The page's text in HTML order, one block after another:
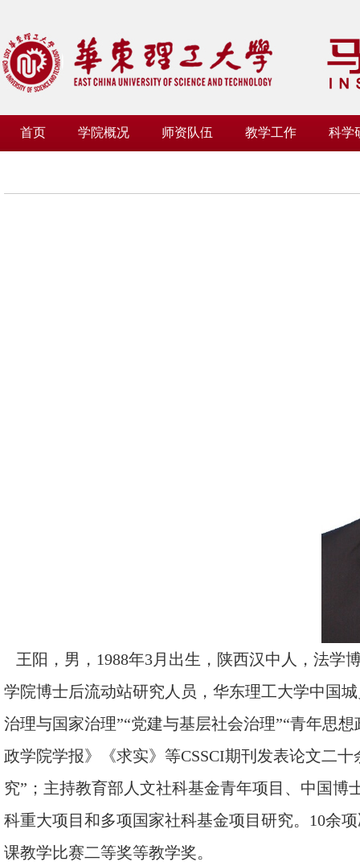
首页 学院概况 师资队伍 教学工作 科学
王阳，男，1988年3月出生，陕西汉中人，法学
学院博士后流动站研究人员，华东理工大学中国
治理与国家治理”“党建与基层社会治理”“青年思
政学院学报》《求实》等CSSCI期刊发表论文二
究”；主持教育部人文社科基金青年项目、中国
科重大项目和多项国家社科基金项目研究。10余
课教学比赛二等奖等教学奖。